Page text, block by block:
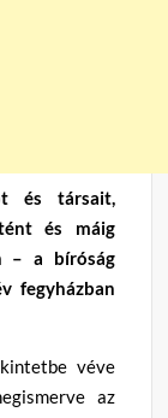
és társait,
és máig
– a bíróság
fegyházban
véve
az